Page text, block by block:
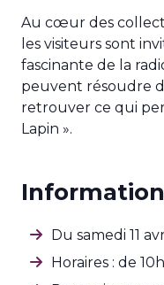
Au cœur des
les visiteurs sont
fascinante de la
peuvent résoudre
retrouver ce qui
Lapin ».
Du samedi 11
Horaires : de